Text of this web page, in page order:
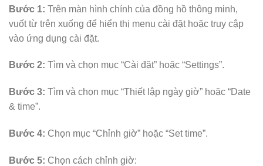
Bước 1: Trên màn hình chính của đồng hồ thông minh,
vuốt từ trên xuống để hiển thị menu cài đặt hoặc truy cập
vào ứng dụng cài đặt.
Bước 2: Tìm và chọn mục “Cài đặt” hoặc “Settings”.
Bước 3: Tìm và chọn mục “Thiết lập ngày giờ” hoặc “Date
& time”.
Bước 4: Chọn mục “Chỉnh giờ” hoặc “Set time”.
Bước 5: Chọn cách chỉnh giờ: